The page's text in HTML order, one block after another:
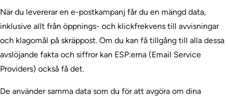
När du levererar en e-postkampanj får du en mängd data,
inklusive allt från öppnings- och klickfrekvens till avvisningar
och klagomål på skräppost. Om du kan få tillgång till alla dessa
avslöjande fakta och siffror kan ESP:erna (Email Service
Providers) också få det.
De använder samma data som du för att avgöra om dina